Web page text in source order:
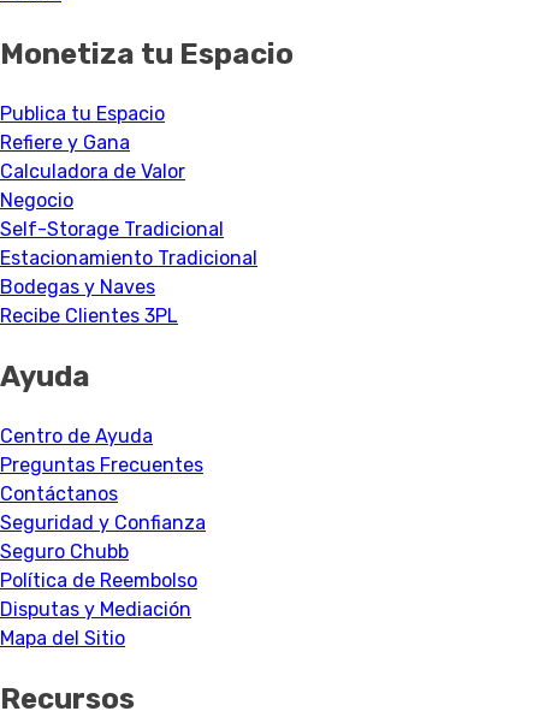
Monetiza tu Espacio
Publica tu Espacio
Refiere y Gana
Calculadora de Valor
Negocio
Self-Storage Tradicional
Estacionamiento Tradicional
Bodegas y Naves
Recibe Clientes 3PL
Ayuda
Centro de Ayuda
Preguntas Frecuentes
Contáctanos
Seguridad y Confianza
Seguro Chubb
Política de Reembolso
Disputas y Mediación
Mapa del Sitio
Recursos